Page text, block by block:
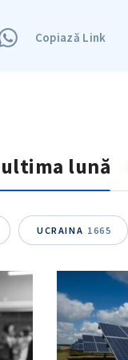
Copiază Link
lună
UCRAINA 1665